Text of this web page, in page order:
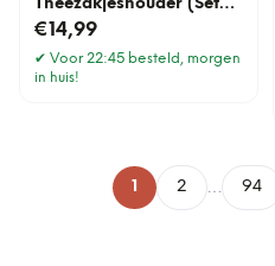
Theezakjeshouder (Set
Van 4)
€14,99
✔ Voor 22:45 besteld, morgen
in huis!
1 2 … 94